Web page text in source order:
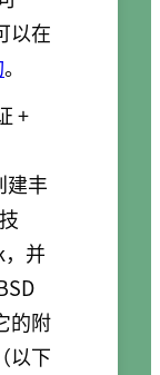
以在
。
+
建丰
并
的附
以下